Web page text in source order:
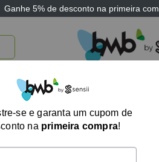
Ganhe 5% de desconto na primeira
BRINQUEDOS E JOGOS ARK
se e garanta um cupom de
na primeira compra!